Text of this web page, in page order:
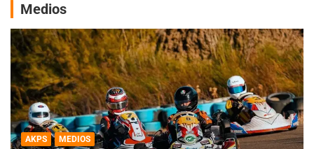
Medios
AKPS MEDIOS